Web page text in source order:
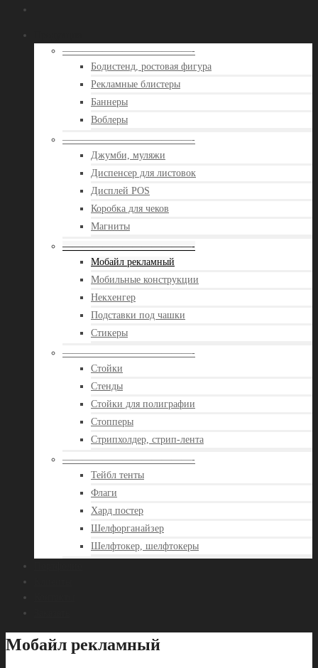
—————————————-
Бодистенд, ростовая фигура
Рекламные блистеры
Баннеры
Воблеры
—————————————-
Джумби, муляжи
Диспенсер для листовок
Дисплей POS
Коробка для чеков
Магниты
—————————————-
Мобайл рекламный
Мобильные конструкции
Некхенгер
Подставки под чашки
Стикеры
—————————————-
Стойки
Стенды
Стойки для полиграфии
Стопперы
Стрипхолдер, стрип-лента
—————————————-
Тейбл тенты
Флаги
Хард постер
Шелфорганайзер
Шелфтокер, шелфтокеры
Мобайл рекламный